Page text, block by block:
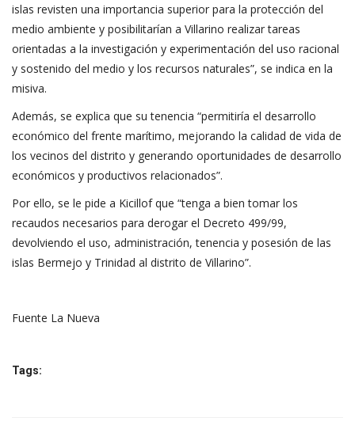
islas revisten una importancia superior para la protección del
medio ambiente y posibilitarían a Villarino realizar tareas
orientadas a la investigación y experimentación del uso racional
y sostenido del medio y los recursos naturales”, se indica en la
misiva.
Además, se explica que su tenencia “permitiría el desarrollo
económico del frente marítimo, mejorando la calidad de vida de
los vecinos del distrito y generando oportunidades de desarrollo
económicos y productivos relacionados”.
Por ello, se le pide a Kicillof que “tenga a bien tomar los
recaudos necesarios para derogar el Decreto 499/99,
devolviendo el uso, administración, tenencia y posesión de las
islas Bermejo y Trinidad al distrito de Villarino”.
Fuente La Nueva
Tags: